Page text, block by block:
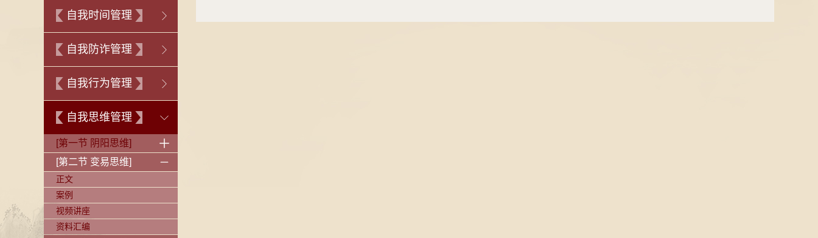
自我时间管理
自我防诈管理
自我行为管理
自我思维管理
[第一节 阴阳思维]
[第二节 变易思维]
正文
案例
视频讲座
资料汇编